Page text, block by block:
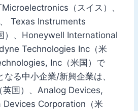
（スイス）、
Texas Instruments
）、Honeywell International
Technologies Inc（米
Inc（米国）で
る中小企業/新興企業は、
国）、Analog Devices,
Devices Corporation（米